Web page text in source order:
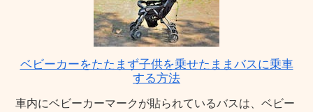
ベビーカーをたたまず子供を乗せたままバスに乗車
する方法
車内にベビーカーマークが貼られているバスは、ベビー